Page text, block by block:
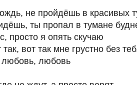
не пройдёшь в красивых
ты пропал в тумане
просто я опять скучаю
вот так мне грустно без
любовь, любовь